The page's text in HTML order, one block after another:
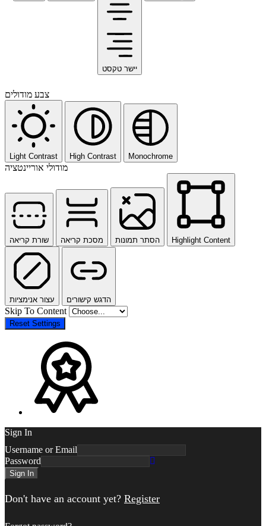
יישר טקסט
צבע מודולים
Light Contrast High Contrast Monochrome
מודולי אוריינטציה
שורת קריאה מסכת קריאה הסתר תמונות Highlight Content
עצור אנימציות הדגש קישורים
Skip To Content
Reset Settings
Sign In
Username or Email
Password
Sign In
Don't have an account yet? Register